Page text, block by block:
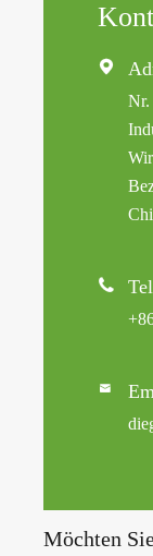

Nr.
 Tel

Möchten